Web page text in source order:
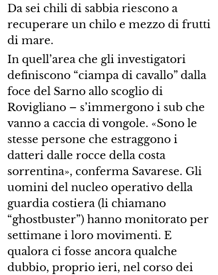
Da sei chili di sabbia riescono a
recuperare un chilo e mezzo di frutti
di mare.
In quell’area che gli investigatori
definiscono “ciampa di cavallo” dalla
foce del Sarno allo scoglio di
Rovigliano – s’immergono i sub che
vanno a caccia di vongole. «Sono le
stesse persone che estraggono i
datteri dalle rocce della costa
sorrentina», conferma Savarese. Gli
uomini del nucleo operativo della
guardia costiera (li chiamano
“ghostbuster”) hanno monitorato per
settimane i loro movimenti. E
qualora ci fosse ancora qualche
dubbio, proprio ieri, nel corso dei